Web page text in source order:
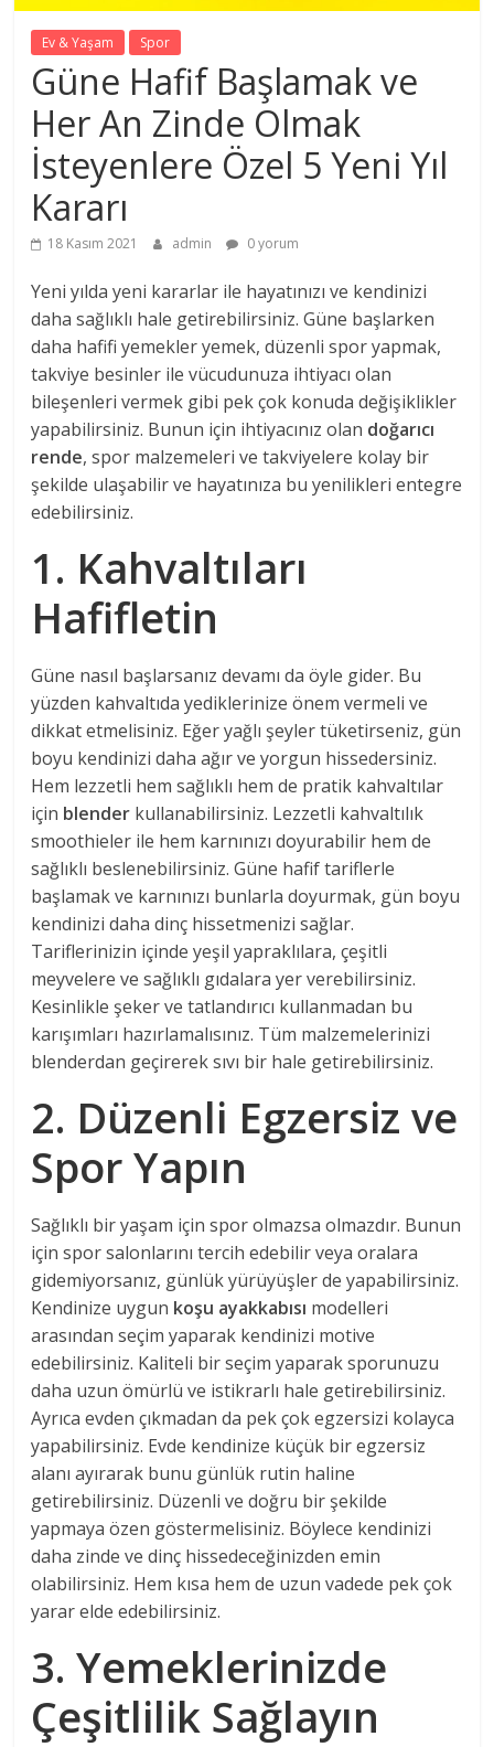
Ev & Yaşam Spor
Güne Hafif Başlamak ve
Her An Zinde Olmak
İsteyenlere Özel 5 Yeni Yıl
Kararı
18 Kasım 2021 admin 0 yorum
Yeni yılda yeni kararlar ile hayatınızı ve kendinizi
daha sağlıklı hale getirebilirsiniz. Güne başlarken
daha hafifi yemekler yemek, düzenli spor yapmak,
takviye besinler ile vücudunuza ihtiyacı olan
bileşenleri vermek gibi pek çok konuda değişiklikler
yapabilirsiniz. Bunun için ihtiyacınız olan doğarıcı
rende, spor malzemeleri ve takviyelere kolay bir
şekilde ulaşabilir ve hayatınıza bu yenilikleri entegre
edebilirsiniz.
1. Kahvaltıları
Hafifletin
Güne nasıl başlarsanız devamı da öyle gider. Bu
yüzden kahvaltıda yediklerinize önem vermeli ve
dikkat etmelisiniz. Eğer yağlı şeyler tüketirseniz, gün
boyu kendinizi daha ağır ve yorgun hissedersiniz.
Hem lezzetli hem sağlıklı hem de pratik kahvaltılar
için blender kullanabilirsiniz. Lezzetli kahvaltılık
smoothieler ile hem karnınızı doyurabilir hem de
sağlıklı beslenebilirsiniz. Güne hafif tariflerle
başlamak ve karnınızı bunlarla doyurmak, gün boyu
kendinizi daha dinç hissetmenizi sağlar.
Tariflerinizin içinde yeşil yapraklılara, çeşitli
meyvelere ve sağlıklı gıdalara yer verebilirsiniz.
Kesinlikle şeker ve tatlandırıcı kullanmadan bu
karışımları hazırlamalısınız. Tüm malzemelerinizi
blenderdan geçirerek sıvı bir hale getirebilirsiniz.
2. Düzenli Egzersiz ve
Spor Yapın
Sağlıklı bir yaşam için spor olmazsa olmazdır. Bunun
için spor salonlarını tercih edebilir veya oralara
gidemiyorsanız, günlük yürüyüşler de yapabilirsiniz.
Kendinize uygun koşu ayakkabısı modelleri
arasından seçim yaparak kendinizi motive
edebilirsiniz. Kaliteli bir seçim yaparak sporunuzu
daha uzun ömürlü ve istikrarlı hale getirebilirsiniz.
Ayrıca evden çıkmadan da pek çok egzersizi kolayca
yapabilirsiniz. Evde kendinize küçük bir egzersiz
alanı ayırarak bunu günlük rutin haline
getirebilirsiniz. Düzenli ve doğru bir şekilde
yapmaya özen göstermelisiniz. Böylece kendinizi
daha zinde ve dinç hissedeceğinizden emin
olabilirsiniz. Hem kısa hem de uzun vadede pek çok
yarar elde edebilirsiniz.
3. Yemeklerinizde
Çeşitlilik Sağlayın